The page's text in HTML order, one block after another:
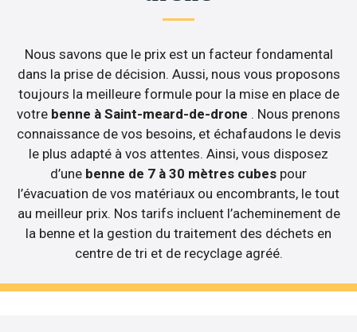
Nous savons que le prix est un facteur fondamental
dans la prise de décision. Aussi, nous vous proposons
toujours la meilleure formule pour la mise en place de
votre benne à Saint-meard-de-drone . Nous prenons
connaissance de vos besoins, et échafaudons le devis
le plus adapté à vos attentes. Ainsi, vous disposez
d’une benne de 7 à 30 mètres cubes pour
l’évacuation de vos matériaux ou encombrants, le tout
au meilleur prix. Nos tarifs incluent l’acheminement de
la benne et la gestion du traitement des déchets en
centre de tri et de recyclage agréé.